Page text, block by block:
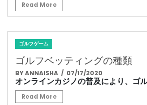
Read More
ゴルフゲーム
ゴルフベッティングの種類
BY ANNAISHA / 07/17/2020
オンラインカジノの普及により、ゴ
Read More